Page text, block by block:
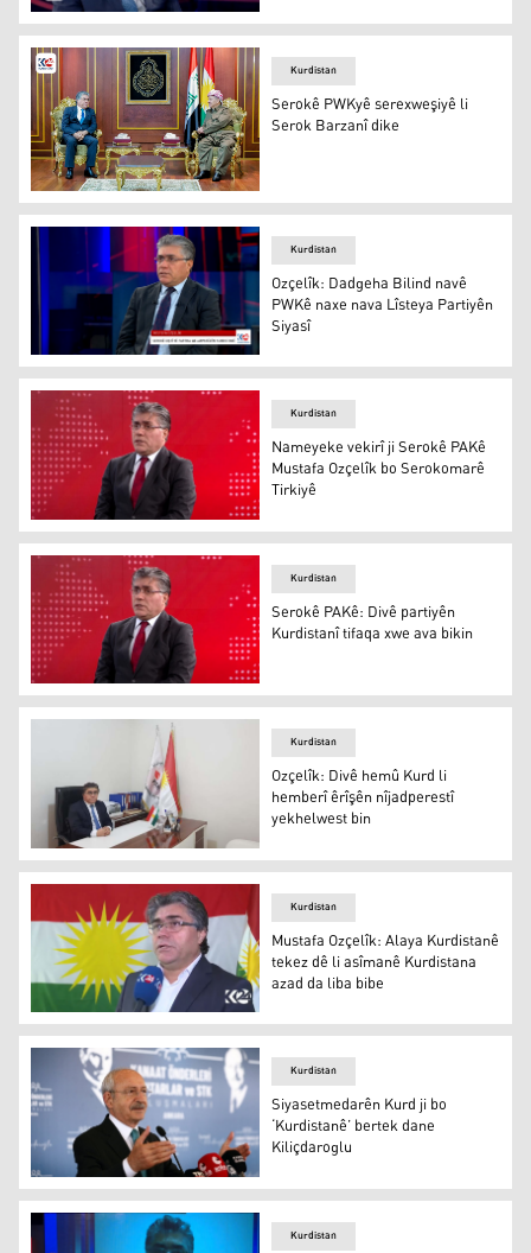
Mustafa Ozçelîk: Biryarên li dijî Demîrtaş û hevalên wî,
Serok Barzanî û Mustefa Ozçelîk
Kurdistan
Serokê PWKyê serexweşiyê li
Serok Barzanî dike
Ozçelîk: Dadgeha Bilind navê PWKê naxe nava Lîsteya
Kurdistan
Ozçelîk: Dadgeha Bilind navê
PWKê naxe nava Lîsteya Partiyên
Siyasî
Serokê Partiya Azadiya Kurdistanê (PAK) Mustafa
Kurdistan
Nameyeke vekirî ji Serokê PAKê
Mustafa Ozçelîk bo Serokomarê
Tirkiyê
Serokê Partiya Azadiya Kurdistanê (PAK) Mustafa
Kurdistan
Serokê PAKê: Divê partiyên
Kurdistanî tifaqa xwe ava bikin
Ozçelîk: Divê hemû Kurd li hemberî êrîşên nîjadperestî
Kurdistan
Ozçelîk: Divê hemû Kurd li
hemberî êrîşên nîjadperestî
yekhelwest bin
Mustefa Ozçelik
Kurdistan
Mustafa Ozçelîk: Alaya Kurdistanê
tekez dê li asîmanê Kurdistana
azad da liba bibe
Siyasetmedarên Kurd ji bo ‘Kurdistanê’ bertek dane
Kurdistan
Siyasetmedarên Kurd ji bo
‘Kurdistanê’ bertek dane
Kiliçdaroglu
Kurdistan